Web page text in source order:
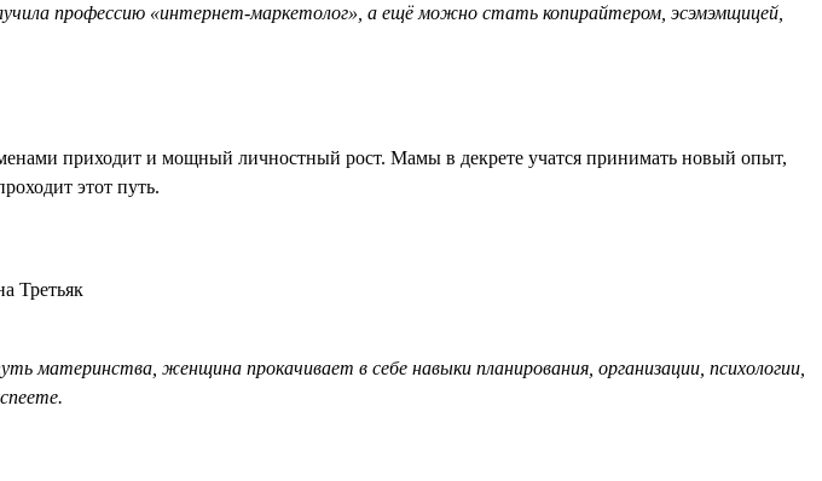
профессию «интернет-маркетолог», а ещё можно стать копирайтером, эсэмэмщицей,
приходит и мощный личностный рост. Мамы в декрете учатся принимать новый опыт,
этот путь.
женщина прокачивает в себе навыки планирования, организации, психологии,